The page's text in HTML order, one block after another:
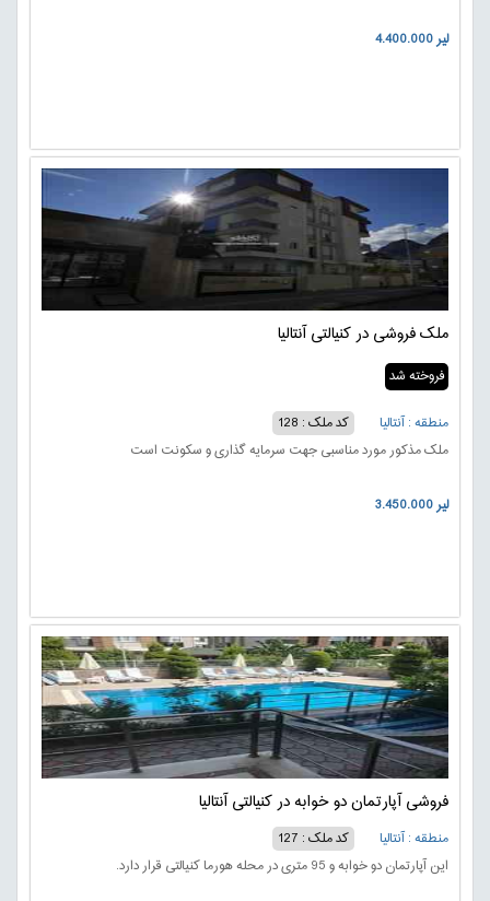
4.400.000 لیر
ملک فروشی در کنیالتی آنتالیا
فروخته شد
منطقه : آنتالیا
کد ملک : 128
ملک مذکور مورد مناسبی جهت سرمایه گذاری و سکونت است
3.450.000 لیر
فروشی آپارتمان دو خوابه در کنیالتی آنتالیا
منطقه : آنتالیا
کد ملک : 127
این آپارتمان دو خوابه و 95 متری در محله هورما کنیالتی قرار دارد.